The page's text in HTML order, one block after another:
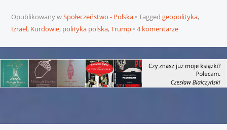
Opublikowany wSpołeczeństwo - Polska Tagged geopolityka,
Izrael, Kurdowie, polityka polska,Trump 4 komentarze